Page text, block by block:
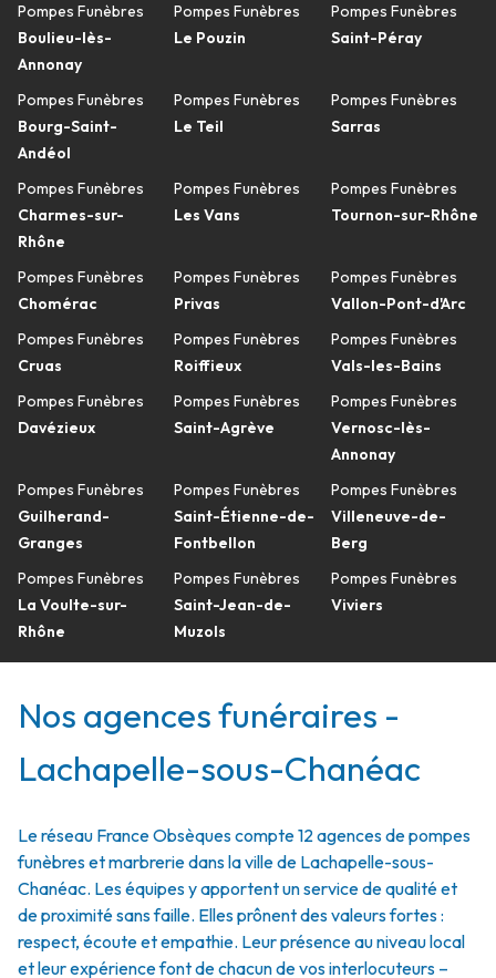
Pompes Funèbres
Boulieu-lès-
Annonay
Pompes Funèbres
Bourg-Saint-
Andéol
Pompes Funèbres
Charmes-sur-
Rhône
Pompes Funèbres
Chomérac
Pompes Funèbres
Cruas
Pompes Funèbres
Davézieux
Pompes Funèbres
Guilherand-
Granges
Pompes Funèbres
La Voulte-sur-
Rhône
Pompes Funèbres
Le Pouzin
Pompes Funèbres
Le Teil
Pompes Funèbres
Les Vans
Pompes Funèbres
Privas
Pompes Funèbres
Roiffieux
Pompes Funèbres
Saint-Agrève
Pompes Funèbres
Saint-Étienne-de-
Fontbellon
Pompes Funèbres
Saint-Jean-de-
Muzols
Pompes Funèbres
Saint-Péray
Pompes Funèbres
Sarras
Pompes Funèbres
Tournon-sur-Rhône
Pompes Funèbres
Vallon-Pont-d'Arc
Pompes Funèbres
Vals-les-Bains
Pompes Funèbres
Vernosc-lès-
Annonay
Pompes Funèbres
Villeneuve-de-
Berg
Pompes Funèbres
Viviers
Nos agences funéraires -
Lachapelle-sous-Chanéac
Le réseau France Obsèques compte 12 agences de pompes
funèbres et marbrerie dans la ville de Lachapelle-sous-
Chanéac. Les équipes y apportent un service de qualité et
de proximité sans faille. Elles prônent des valeurs fortes :
respect, écoute et empathie. Leur présence au niveau local
et leur expérience font de chacun de vos interlocuteurs –